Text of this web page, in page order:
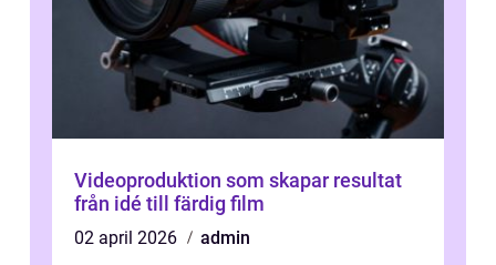
Videoproduktion som skapar resultat
från idé till färdig film
02 april 2026
admin